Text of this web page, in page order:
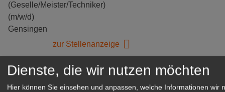
(Geselle/Meister/Techniker)
(m/w/d)
Gensingen
zur Stellenanzeige
Dienste, die wir nutzen möchten
Hier können Sie einsehen und anpassen, welche Informationen wir